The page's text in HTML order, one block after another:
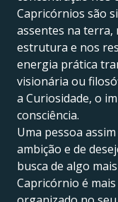
Capricórnios são
assentes na terra,
estrutura e nos
energia prática
visionária ou
a Curiosidade, o
consciência.
Uma pessoa
ambição e de
busca de algo
Capricórnio é